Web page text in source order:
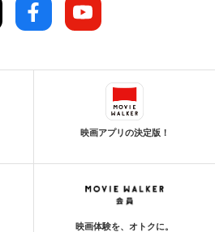
映画アプリの決定版！
映画体験を、オトクに。